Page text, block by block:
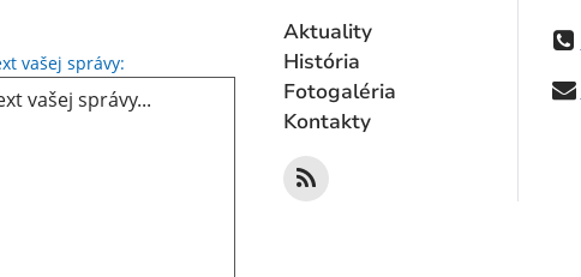
vašej správy: Text vašej správy...
Aktuality
História
Fotogaléria
Kontakty